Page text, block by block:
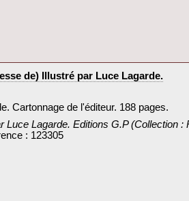
de) Illustré par Luce Lagarde.‎
Cartonnage de l'éditeur. 188 pages.‎
Luce Lagarde. Editions G.P (Collection :
: 123305